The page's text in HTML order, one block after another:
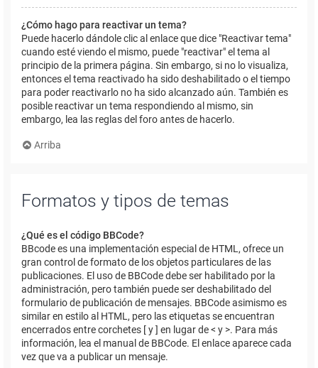
¿Cómo hago para reactivar un tema?
Puede hacerlo dándole clic al enlace que dice "Reactivar tema"
cuando esté viendo el mismo, puede "reactivar" el tema al
principio de la primera página. Sin embargo, si no lo visualiza,
entonces el tema reactivado ha sido deshabilitado o el tiempo
para poder reactivarlo no ha sido alcanzado aún. También es
posible reactivar un tema respondiendo al mismo, sin
embargo, lea las reglas del foro antes de hacerlo.
Arriba
Formatos y tipos de temas
¿Qué es el código BBCode?
BBcode es una implementación especial de HTML, ofrece un
gran control de formato de los objetos particulares de las
publicaciones. El uso de BBCode debe ser habilitado por la
administración, pero también puede ser deshabilitado del
formulario de publicación de mensajes. BBCode asimismo es
similar en estilo al HTML, pero las etiquetas se encuentran
encerrados entre corchetes [ y ] en lugar de < y >. Para más
información, lea el manual de BBCode. El enlace aparece cada
vez que va a publicar un mensaje.